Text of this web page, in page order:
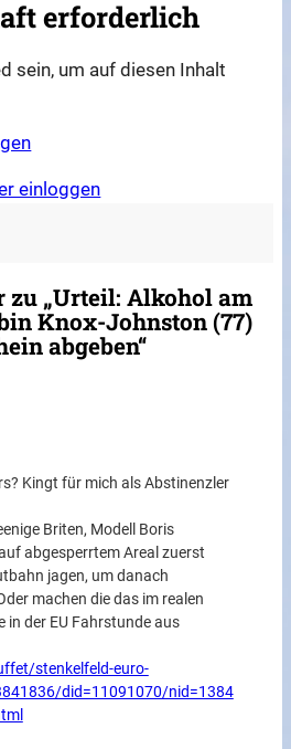
erforderlich
sein, um auf diesen Inhalt
einloggen
zu „Urteil: Alkohol am
Knox-Johnston (77)
abgeben“
Kingt für mich als Abstinenzler
Briten, Modell Boris
abgesperrtem Areal zuerst
jagen, um danach
machen die das im realen
in der EU Fahrstunde aus
stenkelfeld-euro-
did=11091070/nid=1384